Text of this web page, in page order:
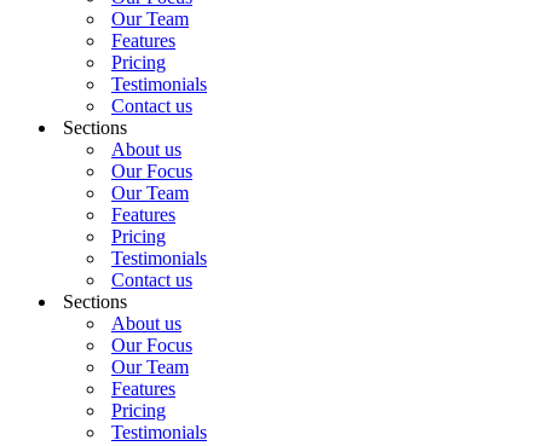
Our Team
Features
Pricing
Testimonials
Contact us
Sections
About us
Our Focus
Our Team
Features
Pricing
Testimonials
Contact us
Sections
About us
Our Focus
Our Team
Features
Pricing
Testimonials